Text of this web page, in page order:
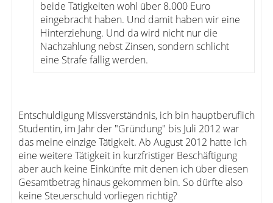
beide Tätigkeiten wohl über 8.000 Euro
eingebracht haben. Und damit haben wir eine
Hinterziehung. Und da wird nicht nur die
Nachzahlung nebst Zinsen, sondern schlicht
eine Strafe fällig werden.
Entschuldigung Missverständnis, ich bin hauptberuflich
Studentin, im Jahr der "Gründung" bis Juli 2012 war
das meine einzige Tätigkeit. Ab August 2012 hatte ich
eine weitere Tätigkeit in kurzfristiger Beschäftigung
aber auch keine Einkünfte mit denen ich über diesen
Gesamtbetrag hinaus gekommen bin. So dürfte also
keine Steuerschuld vorliegen richtig?